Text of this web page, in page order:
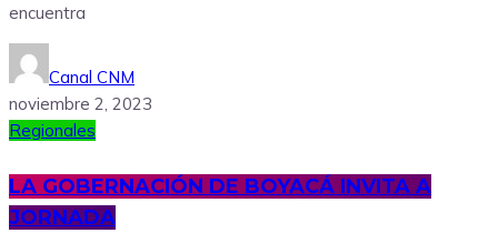
encuentra
Canal CNM
noviembre 2, 2023
Regionales
LA GOBERNACIÓN DE BOYACÁ INVITA A
JORNADA